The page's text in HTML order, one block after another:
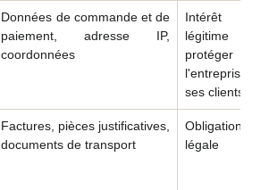
Données de commande et de
paiement, adresse IP,
coordonnées
Intérêt
légitime à
protéger
l'entreprise et
ses clients
Factures, pièces justificatives,
documents de transport
Obligation
légale